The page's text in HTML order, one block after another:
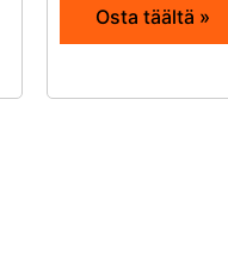
Osta täältä »